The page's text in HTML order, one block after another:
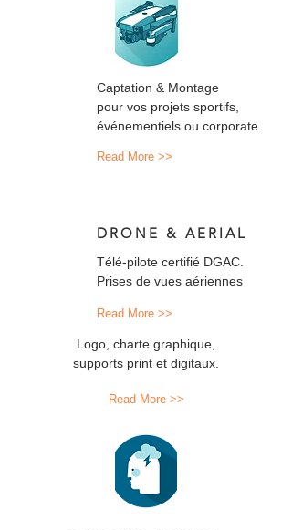
Captation & Montage
pour vos projets sportifs,
événementiels ou corporate.
Read More >>
DRONE & AERIAL
Télé-pilote certifié DGAC.
Prises de vues aériennes
Read More >>
Logo, charte graphique,
supports print et digitaux.
Read More >>